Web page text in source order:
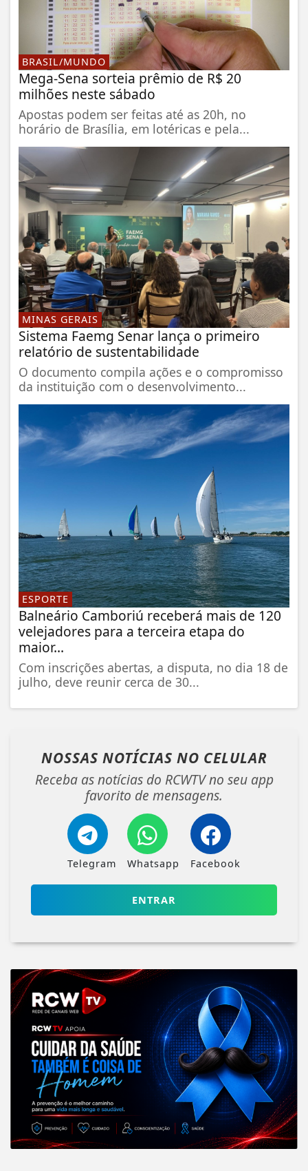
BRASIL/MUNDO
Mega-Sena sorteia prêmio de R$ 20
milhões neste sábado
Apostas podem ser feitas até as 20h, no
horário de Brasília, em lotéricas e pela...
MINAS GERAIS
Sistema Faemg Senar lança o primeiro
relatório de sustentabilidade
O documento compila ações e o compromisso
da instituição com o desenvolvimento...
ESPORTE
Balneário Camboriú receberá mais de 120
velejadores para a terceira etapa do
maior...
Com inscrições abertas, a disputa, no dia 18 de
julho, deve reunir cerca de 30...
NOSSAS NOTÍCIAS NO CELULAR
Receba as notícias do RCWTV no seu app
favorito de mensagens.
Telegram Whatsapp Facebook
ENTRAR